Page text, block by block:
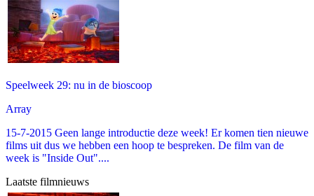
Speelweek 29: nu in de bioscoop
Array
15-7-2015 Geen lange introductie deze week! Er komen tien nieuwe
films uit dus we hebben een hoop te bespreken. De film van de
week is "Inside Out"....
Laatste filmnieuws